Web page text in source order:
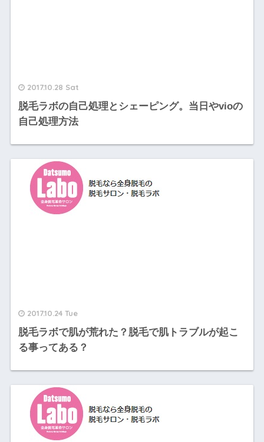
2017.10.28 Sat
脱毛ラボの自己処理とシェーピング。当日やvioの
自己処理方法
2017.10.24 Tue
脱毛ラボで肌が荒れた？脱毛で肌トラブルが起こ
る事ってある？